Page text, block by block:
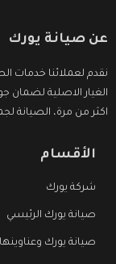
عن صيانة يورك
نقدم لعملائنا خدمات
الغيار الاصلية
اكثر من مرة، الصيانة
الأقسام
شركة يورك
صيانة يورك الرئيسي
صيانة يورك وعناوينها